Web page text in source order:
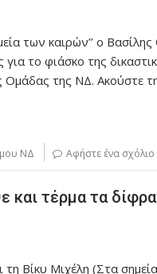
των καιρών’’ ο
το φιάσκο της
Ομάδας της ΝΔ. Ακούστε
ΝΔ Αφήστε ένα σχόλιο
τέρμα τα
Βίκυ Μιχέλη (Στα